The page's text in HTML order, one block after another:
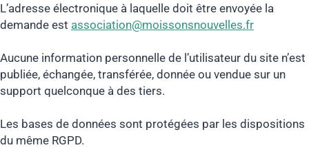
L’adresse électronique à laquelle doit être envoyée la
demande est association@moissonsnouvelles.fr
Aucune information personnelle de l’utilisateur du site n’est
publiée, échangée, transférée, donnée ou vendue sur un
support quelconque à des tiers.
Les bases de données sont protégées par les dispositions
du même RGPD.